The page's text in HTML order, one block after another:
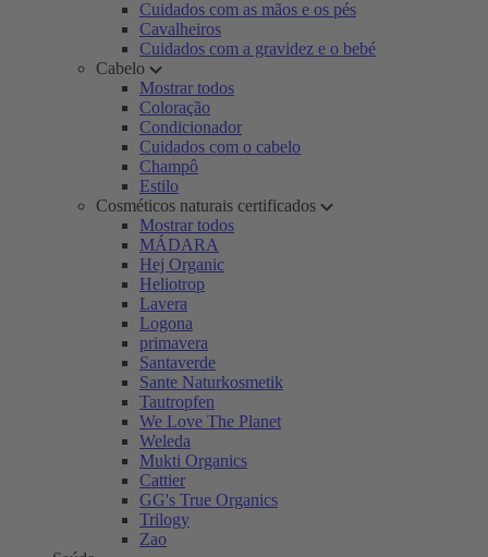
Cuidados com as mãos e os pés
Cavalheiros
Cuidados com a gravidez e o bebé
Cabelo
Mostrar todos
Coloração
Condicionador
Cuidados com o cabelo
Champô
Estilo
Cosméticos naturais certificados
Mostrar todos
MÁDARA
Hej Organic
Heliotrop
Lavera
Logona
primavera
Santaverde
Sante Naturkosmetik
Tautropfen
We Love The Planet
Weleda
Mukti Organics
Cattier
GG's True Organics
Trilogy
Zao